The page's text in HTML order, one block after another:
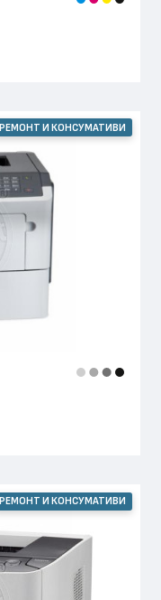
РЕМОНТ И КОНСУМАТИВИ
РЕМОНТ И КОНСУМАТИВИ